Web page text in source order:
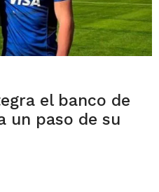
el banco de
un paso de su